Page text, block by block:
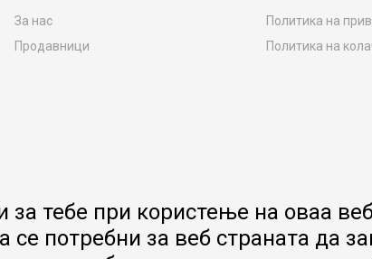
За нас
Продавници
Гаранција за производ
Ценовник
Политика на
Политика на
Product Finder
FAQs
тебе при користење на оваа
потребни за веб страната да